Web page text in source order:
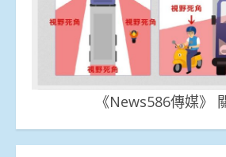
《News586傳媒》